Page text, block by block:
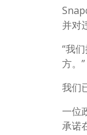
并对
“我
方。”
我们
一位
承诺